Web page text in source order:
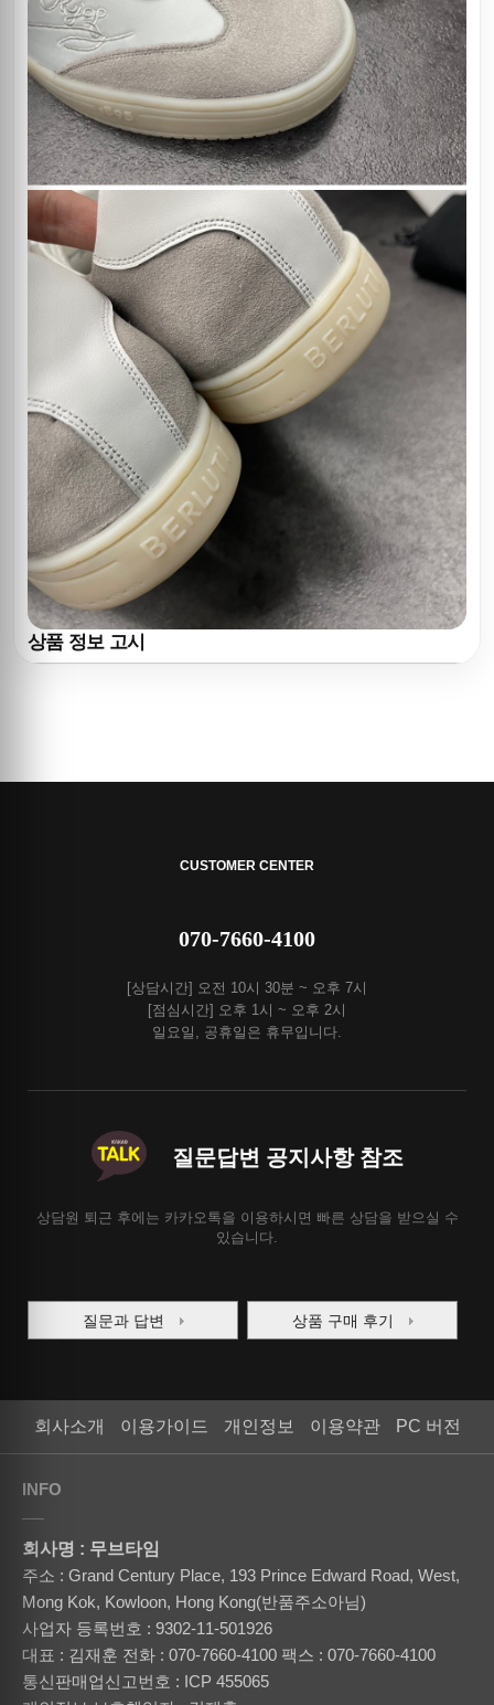
상품 정보 고시
CUSTOMER CENTER
070-7660-4100
[상담시간] 오전 10시 30분 ~ 오후 7시
[점심시간] 오후 1시 ~ 오후 2시
일요일, 공휴일은 휴무입니다.
질문답변 공지사항 참조
상담원 퇴근 후에는 카카오톡을 이용하시면 빠른 상담을 받으실 수
있습니다.
질문과 답변 상품 구매 후기
회사소개 이용가이드 개인정보 이용약관 PC 버전
INFO
회사명 : 무브타임
주소 : Grand Century Place, 193 Prince Edward Road, West,
Mong Kok, Kowloon, Hong Kong(반품주소아님)
사업자 등록번호 : 9302-11-501926
대표 : 김재훈 전화 : 070-7660-4100 팩스 : 070-7660-4100
통신판매업신고번호 : ICP 455065